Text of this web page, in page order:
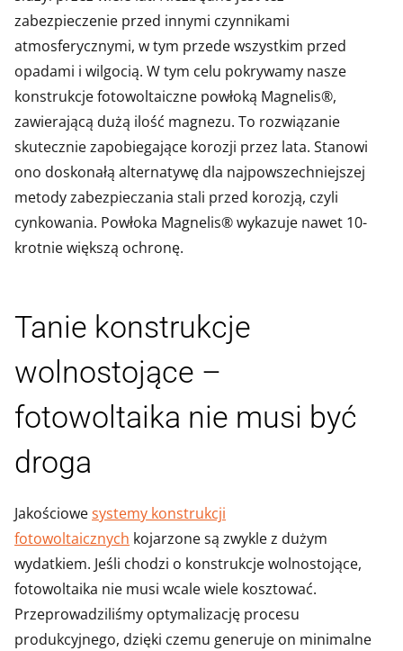
zabezpieczenie przed innymi czynnikami
atmosferycznymi, w tym przede wszystkim przed
opadami i wilgocią. W tym celu pokrywamy nasze
konstrukcje fotowoltaiczne powłoką Magnelis®,
zawierającą dużą ilość magnezu. To rozwiązanie
skutecznie zapobiegające korozji przez lata. Stanowi
ono doskonałą alternatywę dla najpowszechniejszej
metody zabezpieczania stali przed korozją, czyli
cynkowania. Powłoka Magnelis® wykazuje nawet 10-
krotnie większą ochronę.
Tanie konstrukcje
wolnostojące –
fotowoltaika nie musi być
droga
Jakościowesystemy konstrukcji
fotowoltaicznych kojarzone są zwykle z dużym
wydatkiem. Jeśli chodzi o konstrukcje wolnostojące,
fotowoltaika nie musi wcale wiele kosztować.
Przeprowadziliśmy optymalizację procesu
produkcyjnego, dzięki czemu generuje on minimalne